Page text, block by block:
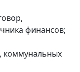
финансов;
коммунальных